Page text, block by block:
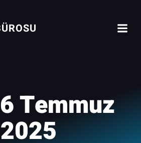
6 Temmuz
2025